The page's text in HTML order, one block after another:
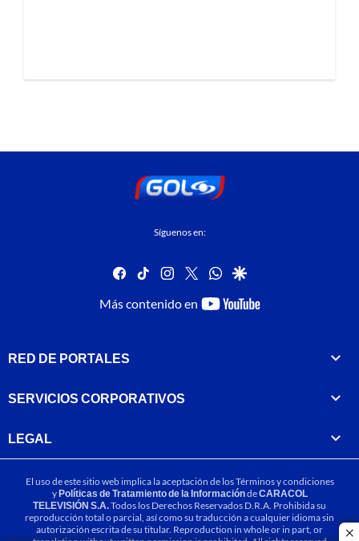
Síguenos en:
facebook
tiktok instagram
twitterwhatsapp
google
Más contenido en
youtube-
RED DE PORTALES
SERVICIOS CORPORATIVOS
LEGAL
El uso de este sitio web implica la aceptación de losTérminos y condiciones
yPolíticas de Tratamiento de la InformacióndeCARACOL
TELEVISIÓN S.A.Todos los Derechos Reservados D.R.A. Prohibida su
reproducción total o parcial, así como su traducción a cualquier idioma sin
autorización escrita de su titular. Reproduction in whole or in part, or